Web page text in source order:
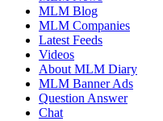
MLM Blog
MLM Companies
Latest Feeds
Videos
About MLM Diary
MLM Banner Ads
Question Answer
Chat